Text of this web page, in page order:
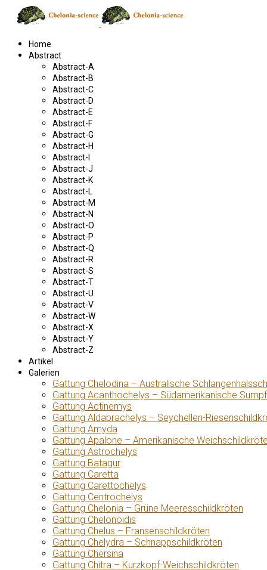
Home
Abstract
Abstract-A
Abstract-B
Abstract-C
Abstract-D
Abstract-E
Abstract-F
Abstract-G
Abstract-H
Abstract-I
Abstract-J
Abstract-K
Abstract-L
Abstract-M
Abstract-N
Abstract-O
Abstract-P
Abstract-Q
Abstract-R
Abstract-S
Abstract-T
Abstract-U
Abstract-V
Abstract-W
Abstract-X
Abstract-Y
Abstract-Z
Artikel
Galerien
Gattung Chelodina – Australische
Gattung Acanthochelys – Südamerikanische
Gattung Actinemys
Gattung Aldabrachelys – Seychellen-
Gattung Amyda
Gattung Apalone – Amerikanische
Gattung Astrochelys
Gattung Batagur
Gattung Caretta
Gattung Carettochelys
Gattung Centrochelys
Gattung Chelonia – Grüne Meeresschildkröten
Gattung Chelonoidis
Gattung Chelus – Fransenschildkröten
Gattung Chelydra – Schnappschildkröten
Gattung Chersina
Gattung Chitra – Kurzkopf-Weichschildkröten